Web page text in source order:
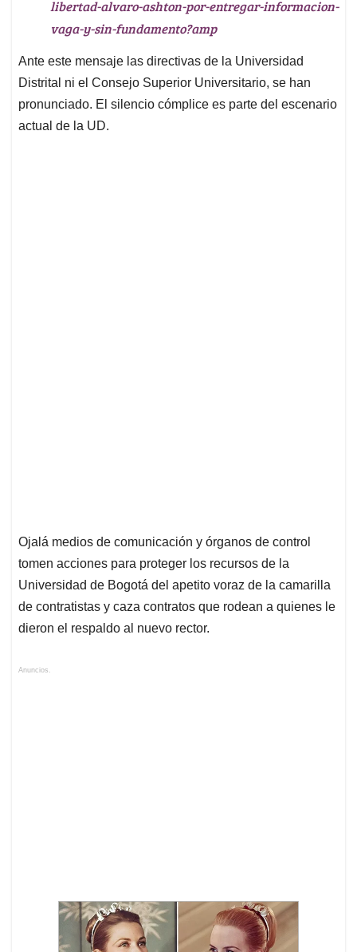
libertad-alvaro-ashton-por-entregar-informacion-
vaga-y-sin-fundamento?amp
Ante este mensaje las directivas de la Universidad
Distrital ni el Consejo Superior Universitario, se han
pronunciado. El silencio cómplice es parte del escenario
actual de la UD.
Ojalá medios de comunicación y órganos de control
tomen acciones para proteger los recursos de la
Universidad de Bogotá del apetito voraz de la camarilla
de contratistas y caza contratos que rodean a quienes le
dieron el respaldo al nuevo rector.
Anuncios.